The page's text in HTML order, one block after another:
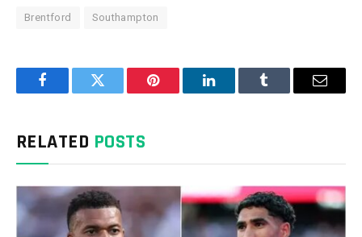
Brentford Southampton
FacebookTwitter Pinterest LinkedInTumblr Email
RELATED POSTS